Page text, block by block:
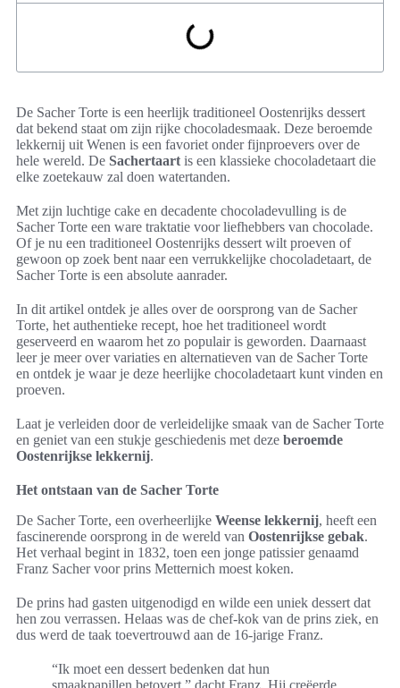
De Sacher Torte is een heerlijk traditioneel Oostenrijks dessert
dat bekend staat om zijn rijke chocoladesmaak. Deze beroemde
lekkernij uit Wenen is een favoriet onder fijnproevers over de
hele wereld. De Sachertaart is een klassieke chocoladetaart die
elke zoetekauw zal doen watertanden.
Met zijn luchtige cake en decadente chocoladevulling is de
Sacher Torte een ware traktatie voor liefhebbers van chocolade.
Of je nu een traditioneel Oostenrijks dessert wilt proeven of
gewoon op zoek bent naar een verrukkelijke chocoladetaart, de
Sacher Torte is een absolute aanrader.
In dit artikel ontdek je alles over de oorsprong van de Sacher
Torte, het authentieke recept, hoe het traditioneel wordt
geserveerd en waarom het zo populair is geworden. Daarnaast
leer je meer over variaties en alternatieven van de Sacher Torte
en ontdek je waar je deze heerlijke chocoladetaart kunt vinden en
proeven.
Laat je verleiden door de verleidelijke smaak van de Sacher Torte
en geniet van een stukje geschiedenis met deze beroemde
Oostenrijkse lekkernij.
Het ontstaan van de Sacher Torte
De Sacher Torte, een overheerlijke Weense lekkernij, heeft een
fascinerende oorsprong in de wereld van Oostenrijkse gebak.
Het verhaal begint in 1832, toen een jonge patissier genaamd
Franz Sacher voor prins Metternich moest koken.
De prins had gasten uitgenodigd en wilde een uniek dessert dat
hen zou verrassen. Helaas was de chef-kok van de prins ziek, en
dus werd de taak toevertrouwd aan de 16-jarige Franz.
“Ik moet een dessert bedenken dat hun